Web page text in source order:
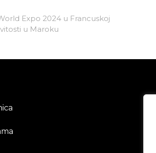
Expo 2024 u Francuskoj
u Maroku